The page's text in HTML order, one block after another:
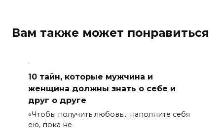
Вам также может понравиться
10 тайн, которые мужчина и
женщина должны знать о себе и
друг о друге
«Чтобы получить любовь… наполните себя
ею, пока не